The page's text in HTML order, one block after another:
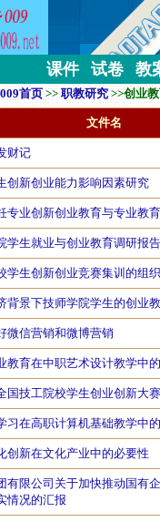
课件 试卷 教
首页>>职教研究>>创业
文件名
财记
创新创业能力影响因素研究
专业创新创业教育与专业教
学生就业与创业教育调研报告
学生创新创业竞赛集训的组
背景下技师学院学生的创业
微信营销和微博营销
教育在中职艺术设计教学中
国技工院校学生创业创新大
习在高职计算机基础教学中
创新在文化产业中的必要性
有限公司关于加快推动国有
情况的汇报